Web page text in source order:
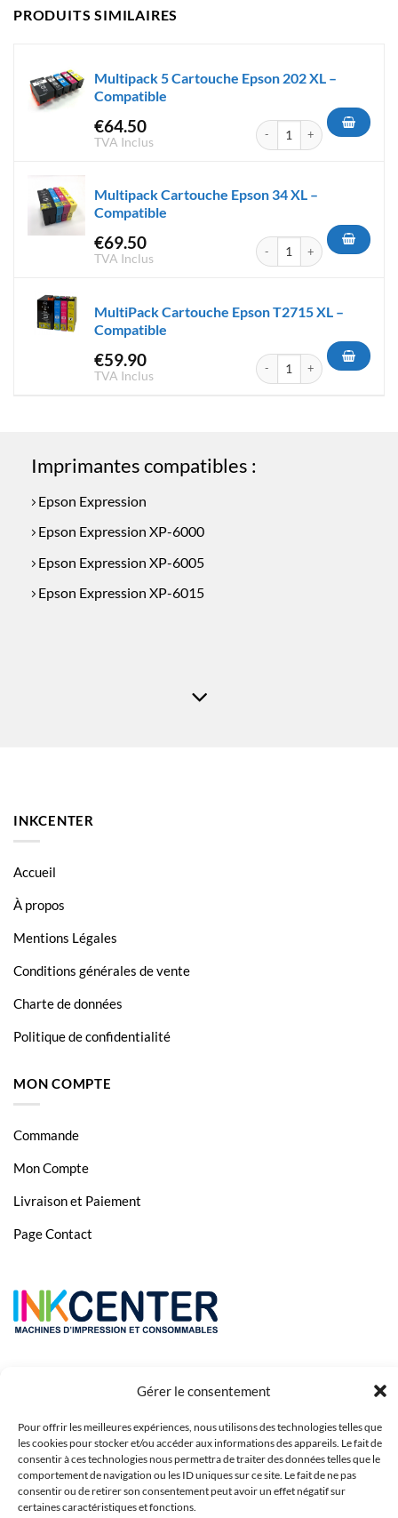
Gérer le consentement
Pour offrir les meilleures expériences, nous utilisons des technologies telles que
les cookies pour stocker et/ou accéder aux informations des appareils. Le fait de
consentir à ces technologies nous permettra de traiter des données telles que le
comportement de navigation ou les ID uniques sur ce site. Le fait de ne pas
consentir ou de retirer son consentement peut avoir un effet négatif sur
certaines caractéristiques et fonctions.
PRODUITS SIMILAIRES
Multipack 5 Cartouche Epson 202 XL –
Compatible
€64.50
TVA Inclus
quantité de Multipack 5
Multipack Cartouche Epson 34 XL –
Compatible
€69.50
TVA Inclus
quantité de Multipack
MultiPack Cartouche Epson T2715 XL –
Compatible
€59.90
TVA Inclus
quantité de MultiPack
Imprimantes compatibles :
Epson Expression
Epson Expression XP-6000
Epson Expression XP-6005
Epson Expression XP-6015
INKCENTER
Accueil
À propos
Mentions Légales
Conditions générales de vente
Charte de données
Politique de confidentialité
MON COMPTE
Commande
Mon Compte
Livraison et Paiement
Page Contact
Copyright 2023 © Inkcenter - Webdesign byMedia84